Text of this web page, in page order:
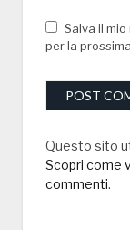
Salva il
per la
Questo sito
Scopri come
commenti.